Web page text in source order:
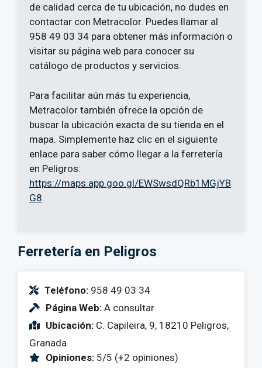
de calidad cerca de tu ubicación, no dudes en
contactar con Metracolor. Puedes llamar al
958 49 03 34 para obtener más información o
visitar su página web para conocer su
catálogo de productos y servicios.
Para facilitar aún más tu experiencia,
Metracolor también ofrece la opción de
buscar la ubicación exacta de su tienda en el
mapa. Simplemente haz clic en el siguiente
enlace para saber cómo llegar a la ferretería
en Peligros:
https://maps.app.goo.gl/EWSwsdQRb1MGjYB
G8.
Ferretería en Peligros
Teléfono: 958 49 03 34
Página Web: A consultar
Ubicación: C. Capileira, 9, 18210 Peligros,
Granada
Opiniones: 5/5 (+2 opiniones)